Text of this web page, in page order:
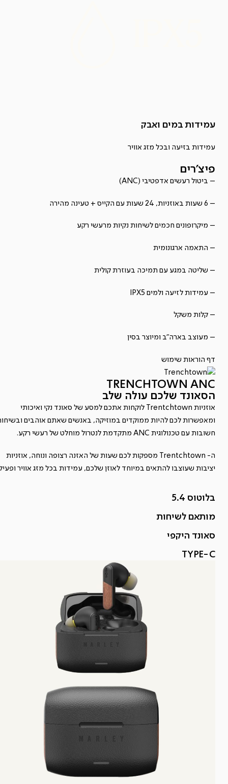
עמידות במים ואבק
עמידות בזיעה ובכל מזג אוויר
פיצ'רים
– ביטול רעשים אדפטיבי (ANC)
– 6 שעות באוזניות, 24 שעות עם הקייס + טעינה מהירה
– מיקרופונים חכמים לשיחות נקיות מרעשי רקע
– התאמה ארגונומית
– שליטה במגע עם תמיכה בעוזרת קולית
– עמידות לזיעה ולמים IPX5
– קלות משקל
– מעוצב בארה"ב ומיוצר בסין
דף הוראות שימוש
TRENCHTOWN ANC
הסאונד שלכם עולה שלב
אוזניות Trentchtown לוקחות אתכם למסע של סאונד נקי ואיכותי
ומאפשרות לכם להיות ממוקדים במוזיקה, באנשים שאתם אוהבים
חשובות עם טכנולוגית ANC מתקדמת לנטרול מוחלט של רעשי רקע.
ה- Trentchtown מספקות לכם שעות של האזנה רצופה ונוחה, אוזניות
יציבות שעוצבו להתאים במיוחד לאוזן שלכם, עמידות בכל מזג אוויר
בלוטוס 5.4
מותאם לשיחות
סאונד היקפי
TYPE-C